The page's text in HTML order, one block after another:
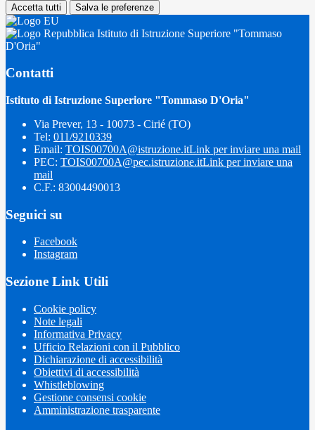
Accetta tutti Salva le preferenze
Istituto di Istruzione Superiore "Tommaso
D'Oria"
Contatti
Istituto di Istruzione Superiore "Tommaso D'Oria"
Via Prever, 13 - 10073 - Cirié (TO)
Tel: 011/9210339
Email: TOIS00700A@istruzione.itLink per inviare una mail
PEC: TOIS00700A@pec.istruzione.itLink per inviare una
mail
C.F.: 83004490013
Seguici su
Facebook
Instagram
Sezione Link Utili
Cookie policy
Note legali
Informativa Privacy
Ufficio Relazioni con il Pubblico
Dichiarazione di accessibilità
Obiettivi di accessibilità
Whistleblowing
Gestione consensi cookie
Amministrazione trasparente